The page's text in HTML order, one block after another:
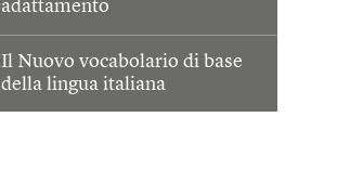
adattamento
Il Nuovo vocabolario di base
della lingua italiana